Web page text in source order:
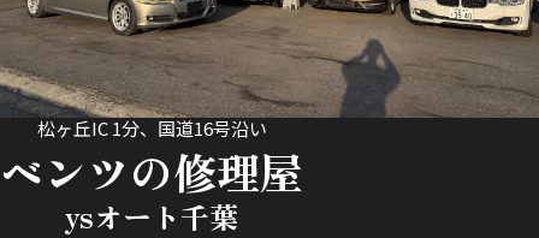
松ヶ丘IC 1分、国道16号沿い
ベンツの修理屋
ysオート千葉